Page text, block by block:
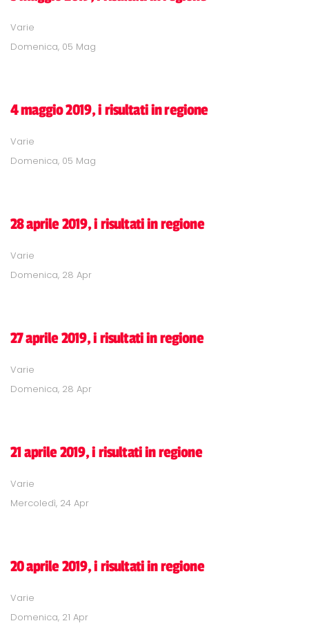
Varie
Domenica, 05 Mag
4 maggio 2019, i risultati in regione
Varie
Domenica, 05 Mag
28 aprile 2019, i risultati in regione
Varie
Domenica, 28 Apr
27 aprile 2019, i risultati in regione
Varie
Domenica, 28 Apr
21 aprile 2019, i risultati in regione
Varie
Mercoledì, 24 Apr
20 aprile 2019, i risultati in regione
Varie
Domenica, 21 Apr